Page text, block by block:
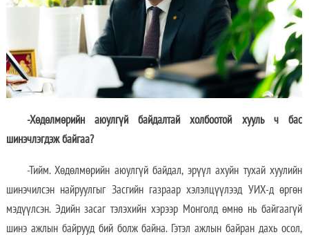
-Хөдөлмөрийн аюулгүй байдалтай холбоотой хууль ч бас
шинэчлэгдэж байгаа?
-Тийм. Хөдөлмөрийн аюулгүй байдал, эрүүл ахуйн тухай хуулийн
шинэчилсэн найруулгыг Засгийн газраар хэлэлцүүлээд УИХ-д өргөн
мэдүүлсэн. Эдийн засаг тэлэхийн хэрээр Монголд өмнө нь байгаагүй
шинэ ажлын байрууд бий болж байна. Гэтэл ажлын байран дахь осол,